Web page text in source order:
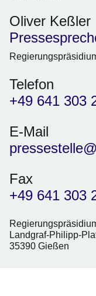
Oliver Keßler
Telefon
+49 641 303
E-Mail
Fax
+49 641 303
Landgraf-Philipp-
35390 Gießen